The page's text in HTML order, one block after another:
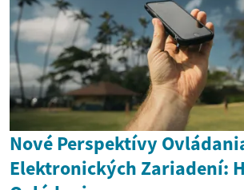
Nové Perspektívy
Elektronických Zariadení: